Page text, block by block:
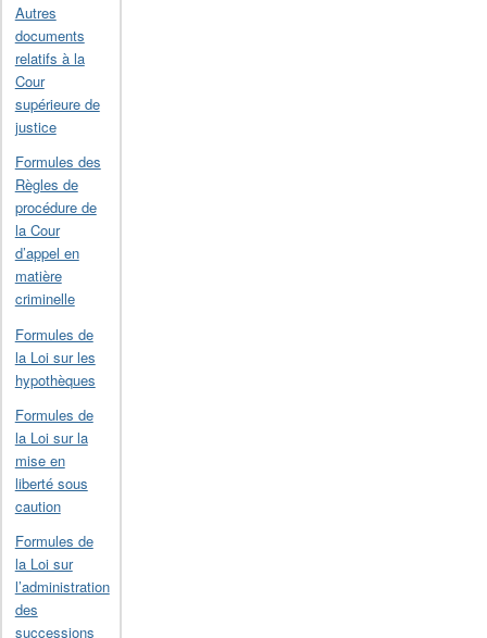
Autres
documents
relatifs à la
Cour
supérieure de
justice
Formules des
Règles de
procédure de
la Cour
d’appel en
matière
criminelle
Formules de
la Loi sur les
hypothèques
Formules de
la Loi sur la
mise en
liberté sous
caution
Formules de
la Loi sur
l’administration
des
successions